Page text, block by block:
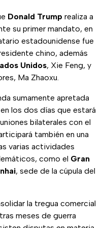
Donald Trump realiza a
su primer mandato, en
estadounidense fue
chino, además
Unidos, Xie Feng, y
Ma Zhaoxu.
sumamente apretada
los dos días que estará
bilaterales con el
también en una
varias actividades
como el Gran
, sede de la cúpula del
la tregua comercial
meses de guerra